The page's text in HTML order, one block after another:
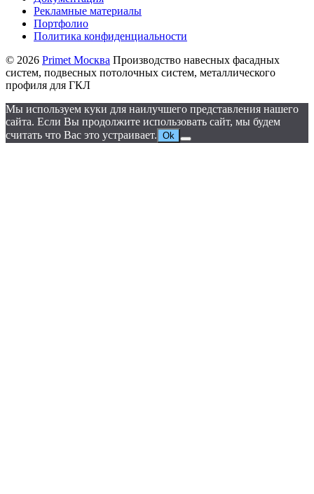
Рекламные материалы
Портфолио
Политика конфиденциальности
© 2026 Primet Москва Производство навесных фасадных
систем, подвесных потолочных систем, металлического
профиля для ГКЛ
Мы используем куки для наилучшего представления нашего
сайта. Если Вы продолжите использовать сайт, мы будем
считать что Вас это устраивает. Ok